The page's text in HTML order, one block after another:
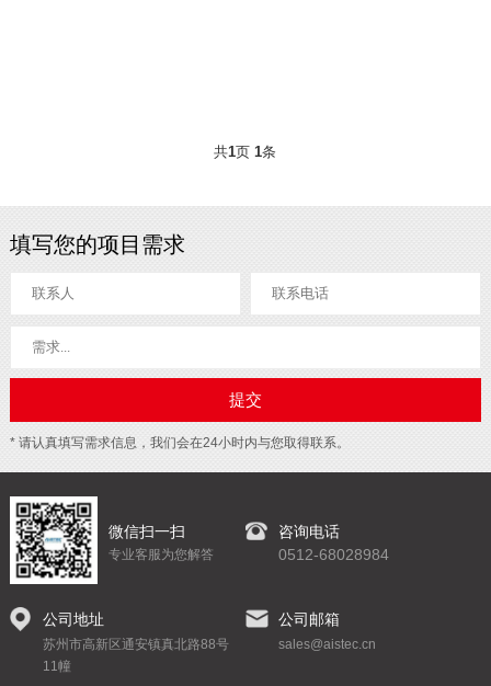
共1页1条
填写您的项目需求
* 请认真填写需求信息，我们会在24小时内与您取得联系。
微信扫一扫
专业客服为您解答
咨询电话
0512-68028984
公司地址
苏州市高新区通安镇真北路88号
11幢
公司邮箱
sales@aistec.cn